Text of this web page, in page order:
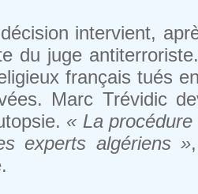
intervient,
du juge
français tués
Marc Trévidic
« La procédure
experts algériens »